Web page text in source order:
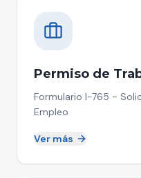
Permiso de
Formulario I-765 -
Empleo
Ver más